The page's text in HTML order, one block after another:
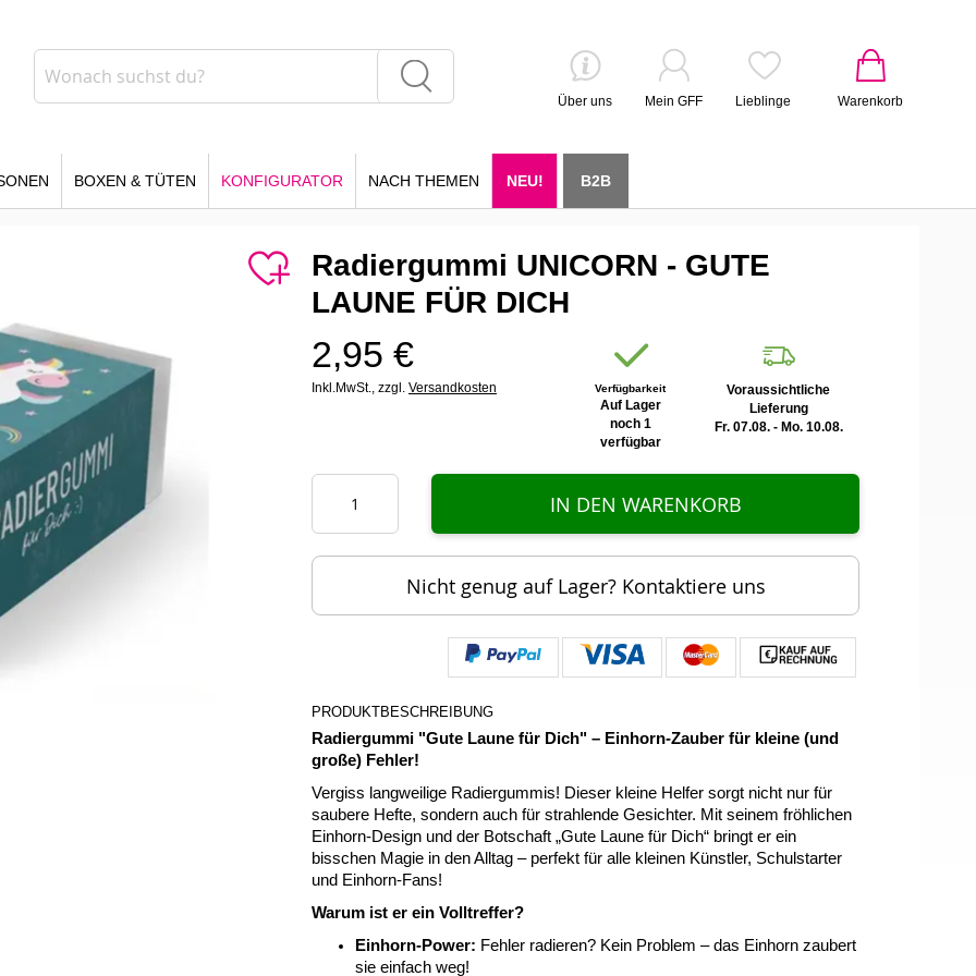
Warenkorb
Über uns Mein GFF Lieblinge
BOXEN & TÜTEN KONFIGURATOR NACH THEMEN NEU! B2B
Radiergummi UNICORN - GUTE
LAUNE FÜR DICH
2,95 €
Inkl.MwSt., zzgl. Versandkosten Verfügbarkeit
Auf Lager
noch 1
verfügbar
Voraussichtliche
Lieferung
Fr. 07.08. - Mo. 10.08.
IN DEN WARENKORB
Nicht genug auf Lager? Kontaktiere uns
PRODUKTBESCHREIBUNG
Radiergummi "Gute Laune für Dich" – Einhorn-Zauber für kleine (und
große) Fehler!
Vergiss langweilige Radiergummis! Dieser kleine Helfer sorgt nicht nur für
saubere Hefte, sondern auch für strahlende Gesichter. Mit seinem fröhlichen
Einhorn-Design und der Botschaft „Gute Laune für Dich“ bringt er ein
bisschen Magie in den Alltag – perfekt für alle kleinen Künstler, Schulstarter
und Einhorn-Fans!
Warum ist er ein Volltreffer?
Einhorn-Power: Fehler radieren? Kein Problem – das Einhorn zaubert
sie einfach weg!